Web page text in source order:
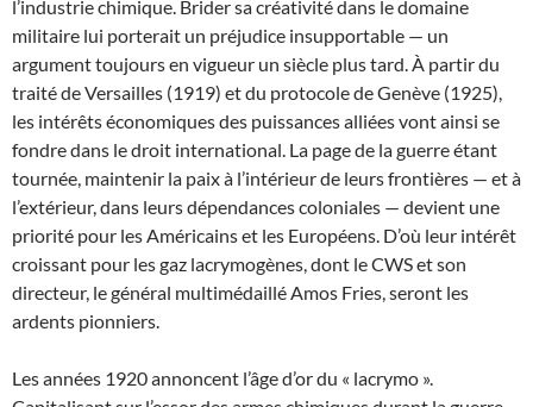
l’industrie chimique. Brider sa créativité dans le domaine
militaire lui porterait un préjudice insupportable — un
argument toujours en vigueur un siècle plus tard. À partir du
traité de Versailles (1919) et du protocole de Genève (1925),
les intérêts économiques des puissances alliées vont ainsi se
fondre dans le droit international. La page de la guerre étant
tournée, maintenir la paix à l’intérieur de leurs frontières — et à
l’extérieur, dans leurs dépendances coloniales — devient une
priorité pour les Américains et les Européens. D’où leur intérêt
croissant pour les gaz lacrymogènes, dont le CWS et son
directeur, le général multimédaillé Amos Fries, seront les
ardents pionniers.
Les années 1920 annoncent l’âge d’or du « lacrymo ».